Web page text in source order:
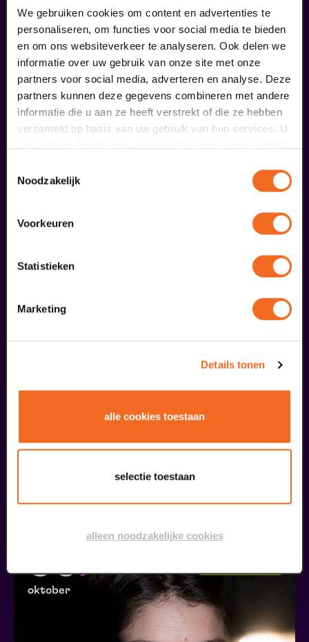
We gebruiken cookies om content en advertenties te
personaliseren, om functies voor social media te bieden
en om ons websiteverkeer te analyseren. Ook delen we
informatie over uw gebruik van onze site met onze
partners voor social media, adverteren en analyse. Deze
partners kunnen deze gegevens combineren met andere
informatie die u aan ze heeft verstrekt of die ze hebben
verzameld op basis van uw gebruik van hun services. U
Noodzakelijk
Voorkeuren
Statistieken
Marketing
Details tonen
alle cookies toestaan
selectie toestaan
alleen noodzakelijke cookies
Begin bij SIN
€ 39,50
liefhebbers bestelden ook...
75 jaar Molukkers in NL
01
Kelapa Muda | Try-out
v.a. € 21,00| Toneel
05
oktober